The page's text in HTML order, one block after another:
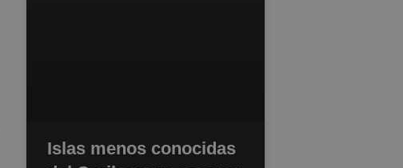
Islas menos conocidas